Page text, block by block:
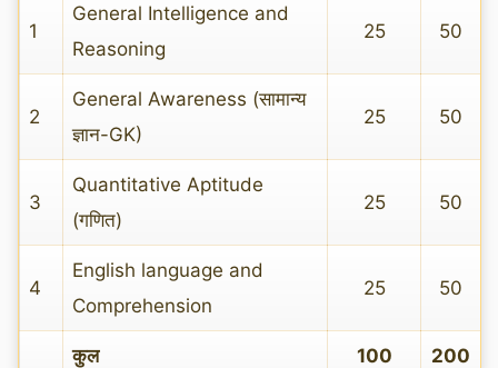
1
General Intelligence and
Reasoning
25 50
2
General Awareness (सामान्य
ज्ञान-GK)
25 50
3
Quantitative Aptitude
(गणित)
25 50
4
English language and
Comprehension
25 50
कुल 100 200